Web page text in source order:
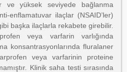
ve yüksek seviyede bağlanma
enflamatuvar ilaçlar (NSAID’ler)
başka ilaçlarla rekabete girebilir.
veya varfarin varlığında
konsantrasyonlarında fluralaner
veya varfarinin proteine
Klinik saha testi sırasında